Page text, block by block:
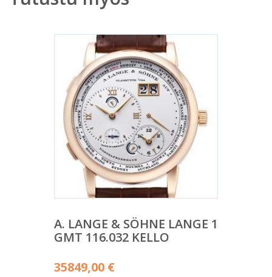
A. LANGE & SÖHNE LANGE 1
GMT 116.032 KELLO
35849,00 €